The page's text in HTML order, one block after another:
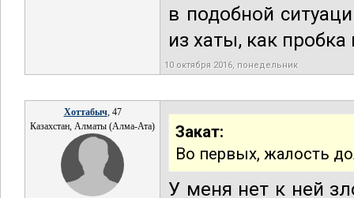
в подобной
из хаты, как
10 октября 2016, понедельник
Хоттабыч, 47
Казахстан, Алматы (Алма-Ата)
Закат:
Во первых, жалость
У меня нет к ней